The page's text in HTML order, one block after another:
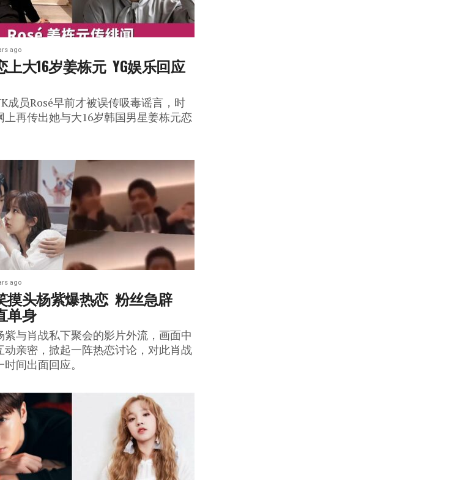
ago
上大16岁姜栋元  YG娱乐回应
成员Rosé早前才被误传吸毒谣言，时
上再传出她与大16岁韩国男星姜栋元恋
ago
摸头杨紫爆热恋  粉丝急辟
单身
紫与肖战私下聚会的影片外流，画面中
动亲密，掀起一阵热恋讨论，对此肖战
间出面回应。